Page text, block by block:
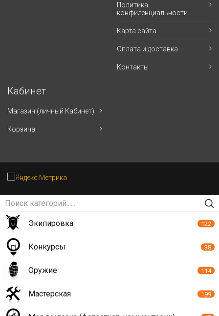
Политика
конфиденциальности
Карта сайта
Оплата и доставка
Контакты
Кабинет
Магазин (личный Кабинет)
Корзина
Экипировка 122
Конкурсы 38
Оружие 114
Мастерская 199